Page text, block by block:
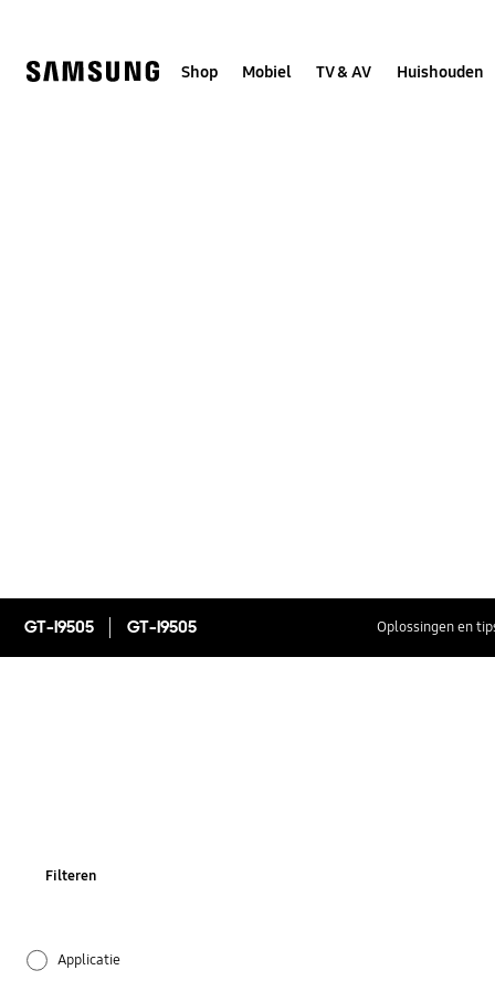
Shop Mobiel TV & AV Huishouden
GT-I9505 GT-I9505 Oplossingen en
Filteren
Applicatie